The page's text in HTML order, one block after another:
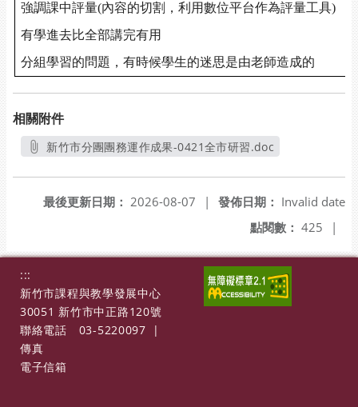
強調課中評量(內容的切割，利用數位平台作為評量工具)
有學進去比全部講完有用
分組學習的問題，有時候學生的迷思是由老師造成的
相關附件
新竹市分團團務運作成果-0421全市研習.doc
發佈日期： Invalid date
最後更新日期： 2026-08-07
|
點閱數： 425 |
:::
新竹市課程與教學發展中心
30051 新竹市中正路120號
聯絡電話
03-5220097
|
傳真
電子信箱